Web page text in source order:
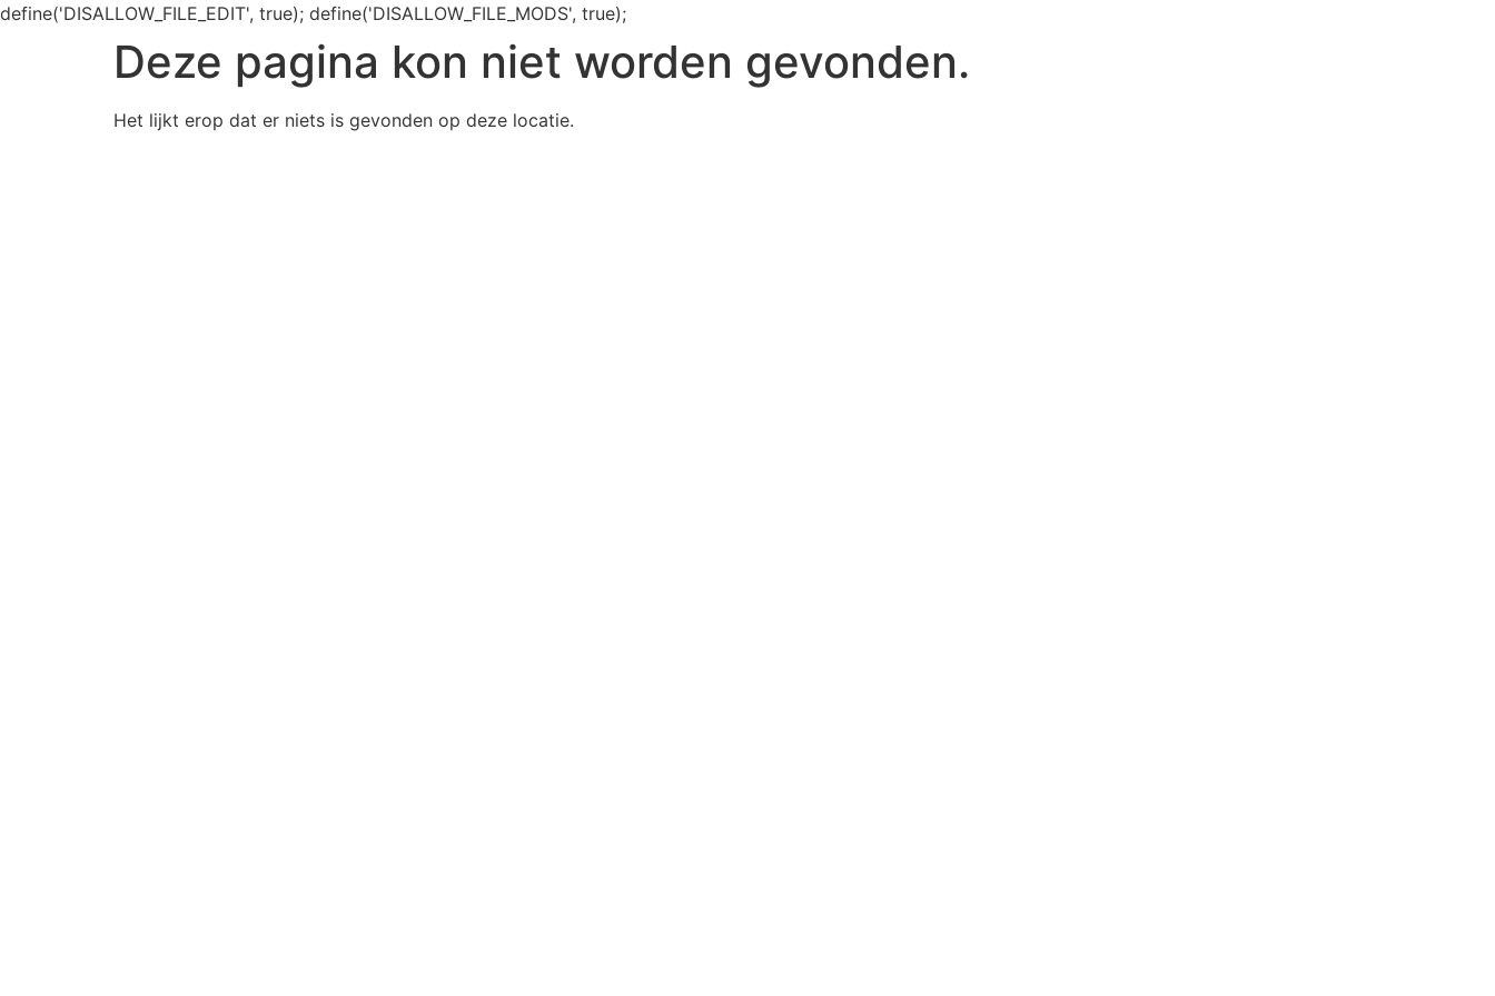
define('DISALLOW_FILE_EDIT', true); define('DISALLOW_FILE_MODS', true);
Deze pagina kon niet worden gevonden.
Het lijkt erop dat er niets is gevonden op deze locatie.